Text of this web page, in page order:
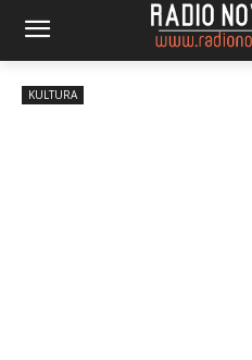
KULTURA